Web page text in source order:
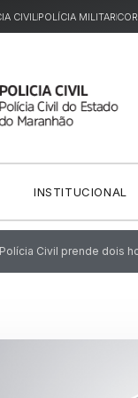
CIVILPOLÍCIA MILITAR
INSTITUCIONAL
Polícia Civil prende dois